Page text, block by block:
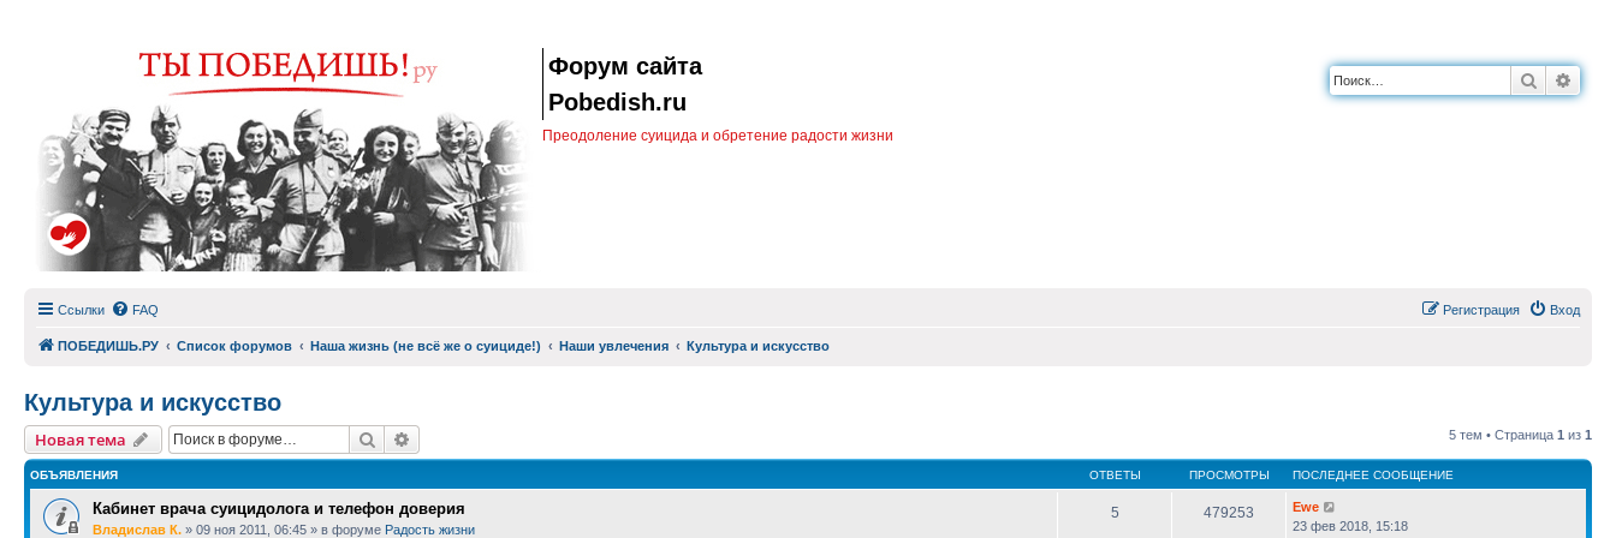
Форум сайта
Pobedish.ru
Преодоление суицида и обретение радости жизни
Поиск
Ссылки FAQ Вход
Регистрация
ПОБЕДИШЬ.РУ Список форумов Наша жизнь (не всё же о суициде!) Наши увлечения Культура и искусство
Культура и искусство
Новая тема Поиск 5 тем • Страница 1 из 1
ОБЪЯВЛЕНИЯ ОТВЕТЫ ПРОСМОТРЫ ПОСЛЕДНЕЕ СООБЩЕНИЕ
Кабинет врача суицидолога и телефон доверия
Владислав К. » 09 ноя 2011, 06:45 » в форуме Радость жизни
5 479253
Ewe
23 фев 2018, 15:18